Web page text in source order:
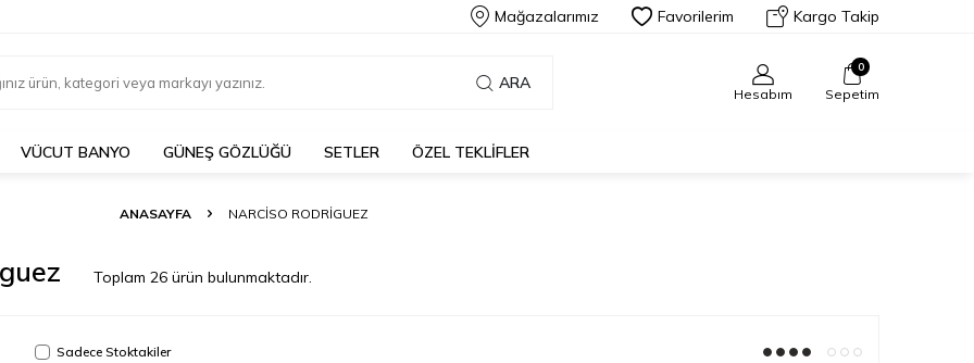
Mağazalarımız Favorilerim Kargo Takip
ARA
Hesabım
0
Sepetim
VÜCUT BANYO GÜNEŞ GÖZLÜĞÜ SETLER ÖZEL TEKLIFLER
ANASAYFA NARCISO RODRIGUEZ
Toplam 26 ürün bulunmaktadır.
Sadece Stoktakiler